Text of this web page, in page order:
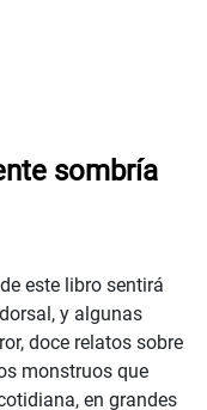
sombría
este libro sentirá
y algunas
doce relatos sobre
monstruos que
en grandes